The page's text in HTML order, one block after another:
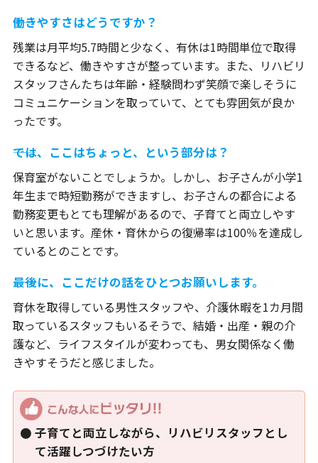
――働きやすさはどうですか？
残業は月平均5.7時間と少なく、有休は1時間単位で取得
できるなど、働きやすさが整っています。また、リハビリ
スタッフさんたちは年齢・経験問わず笑顔で楽しそうに
コミュニケーションを取っていて、とても雰囲気が良か
ったです。
――では、ここはちょっと、という部分は？
保育室がないことでしょうか。しかし、お子さんが小学1
年生まで時短勤務ができますし、お子さんの都合による
勤務変更もとても理解があるので、子育てと両立しやす
いと思います。産休・育休からの復帰率は100％を達成し
ているとのことです。
――最後に、ここだけの話をひとつお願いします。
育休を取得している男性スタッフや、介護休暇を1カ月間
取っているスタッフもいるそうで、結婚・出産・親の介
護など、ライフスタイルが変わっても、男女関係なく働
きやすそうだと感じました。
子育てと両立しながら、リハビリスタッフとし
て活躍しつづけたい方